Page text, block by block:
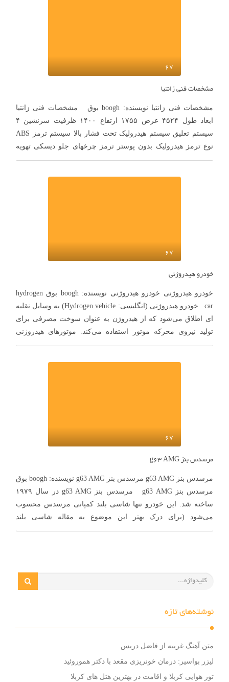
67
مشخصات فنی زانتیا
مشخصات فنی زانتیا نویسنده: boogh بوق مشخصات فنی زانتیا
ابعاد طول ۴۵۲۴ عرض ۱۷۵۵ ارتفاع ۱۴۰۰ ظرفيت سرنشين ۴
سيستم تعليق سیستم هیدرولیک تحت فشار بالا سیستم ترمز ABS
نوع ترمز هیدرولیک بدون پوستر ترمز چرخهای جلو دیسکی تهویه
شونده ترمز چرخهای عقب دیسکی ترمز دستی روی چرخهای جلو
67
خودرو هیدروژنی
خودرو هیدروژنی خودرو هیدروژنی نویسنده: boogh بوق hydrogen
car خودرو هیدروژنی (انگلیسی: Hydrogen vehicle) به وسایل نقلیه
ای اطلاق می‌شود که از هیدروژن به عنوان سوخت مصرفی برای
تولید نیروی محرکه موتور استفاده می‌کند. موتورهای هیدروژنی
در وسایل پرتاب راکت‌های فضایی، خودروها و سایر وسایل نقلیه
67
مرسدس بنز g63 AMG
مرسدس بنز g63 AMG مرسدس بنز g63 AMG نویسنده: boogh بوق
مرسدس بنز g63 AMG مرسدس بنز g63 AMG در سال ۱۹۷۹
ساخته شد. این خودرو تنها شاسی بلند کمپانی مرسدس محسوب
می‌شود (برای درک بهتر این موضوع به مقاله شاسی بلند
واقعی رجوع کنید). این خودرو در طی سال‌ها چند بار …
نوشته‌های تازه
متن آهنگ غریبه از فاضل دریس
لیزر بواسیر: درمان خونریزی مقعد با دکتر هموروئید
تور هوایی کربلا و اقامت در بهترین هتل های کربلا